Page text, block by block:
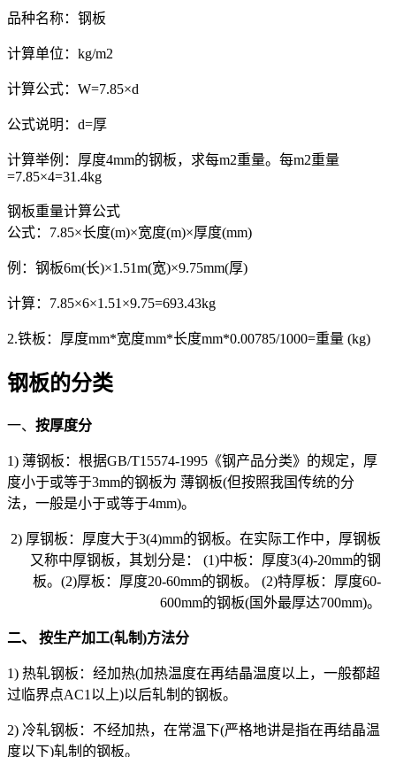
品种名称：钢板
计算单位：kg/m2
计算公式：W=7.85×d
公式说明：d=厚
计算举例：厚度4mm的钢板，求每m2重量。每m2重量
=7.85×4=31.4kg
钢板重量计算公式
公式：7.85×长度(m)×宽度(m)×厚度(mm)
例：钢板6m(长)×1.51m(宽)×9.75mm(厚)
计算：7.85×6×1.51×9.75=693.43kg
2.铁板：厚度mm*宽度mm*长度mm*0.00785/1000=重量 (kg)
钢板的分类
一、 按厚度分
1) 薄钢板：根据GB/T15574-1995《钢产品分类》的规定，厚
度小于或等于3mm的钢板为 薄钢板(但按照我国传统的分
法，一般是小于或等于4mm)。
2) 厚钢板：厚度大于3(4)mm的钢板。在实际工作中，厚钢板
又称中厚钢板，其划分是： (1)中板：厚度3(4)-20mm的钢
板。(2)厚板：厚度20-60mm的钢板。 (2)特厚板：厚度60-
600mm的钢板(国外最厚达700mm)。
二、 按生产加工(轧制)方法分
1) 热轧钢板：经加热(加热温度在再结晶温度以上，一般都超
过临界点AC1以上)以后轧制的钢板。
2) 冷轧钢板：不经加热，在常温下(严格地讲是指在再结晶温
度以下)轧制的钢板。